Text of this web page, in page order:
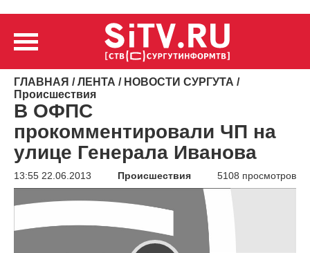
ГЛАВНАЯ /ЛЕНТА / НОВОСТИ СУРГУТА /
Происшествия
В ОФПС
прокомментировали ЧП на
улице Генерала Иванова
13:55 22.06.2013 Происшествия 5108 просмотров